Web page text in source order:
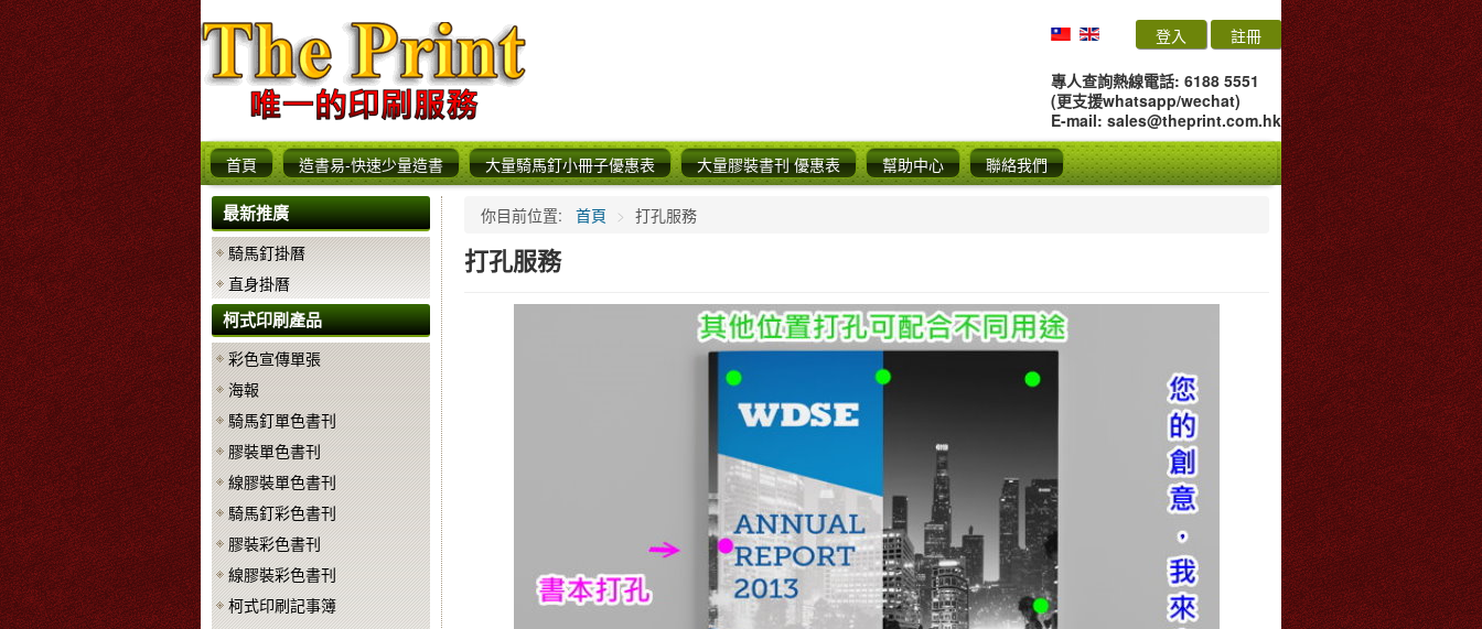
登入 註冊
專人查詢熱線電話: 6188 5551
(更支援whatsapp/wechat)
E-mail: sales@theprint.com.hk
首頁
造書易-快速少量造書 大量騎馬釘小冊子優惠表 大量膠裝書刊 優惠表 幫助中心 聯絡我們
最新推廣
騎馬釘掛曆
直身掛曆
柯式印刷產品
彩色宣傳單張
海報
騎馬釘單色書刊
膠裝單色書刊
線膠裝單色書刊
騎馬釘彩色書刊
膠裝彩色書刊
線膠裝彩色書刊
柯式印刷記事簿
你目前位置: 首頁 > 打孔服務
打孔服務